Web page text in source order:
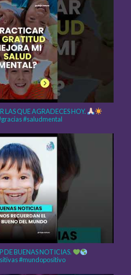
LAS QUE AGRADECES HOY.
#saludmental
DE BUENAS NOTICIAS.
#mundopositivo